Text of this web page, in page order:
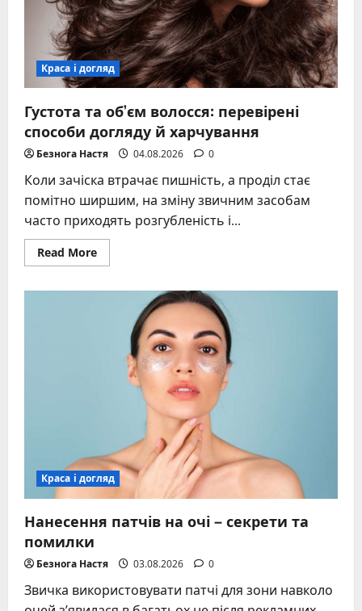
Краса і догляд
Густота та об’єм волосся: перевірені
способи догляду й харчування
Безнога Настя 04.08.2026 0
Коли зачіска втрачає пишність, а проділ стає
помітно ширшим, на зміну звичним засобам
часто приходять розгубленість і...
Read MoreRead
more
волосся:
перевірені
способи
догляду
харчування
Краса і догляд
Нанесення патчів на очі – секрети та
помилки
Безнога Настя 03.08.2026 0
Звичка використовувати патчі для зони навколо